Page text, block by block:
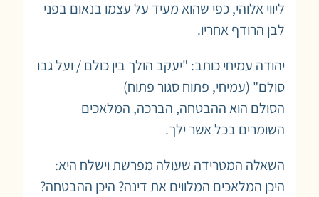
ליווי אלוהי, כפי שהוא מעיד על עצמו בנאום בפני
לבן הרודף אחריו.
יהודה עמיחי כותב: "יעקב הולך בין כולם / ועל גבו
סולם" (עמיחי, פתוח סגור פתוח)
הסולם הוא ההבטחה, הברכה, המלאכים
השומרים בכל אשר ילך.
השאלה המטרידה שעולה מפרשת וישלח היא:
היכן המלאכים המלווים את דינה? היכן ההבטחה?